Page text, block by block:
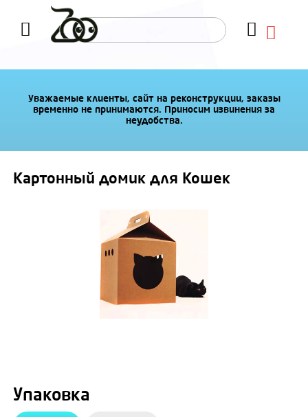
Уважаемые клиенты, сайт на реконструкции, заказы
временно не принимаются. Приносим извинения за
неудобства.
Картонный домик для Кошек
Упаковка